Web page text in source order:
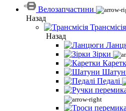
Велозапчастини
Назад
Трансмісія
Назад
Зірки
Педалі